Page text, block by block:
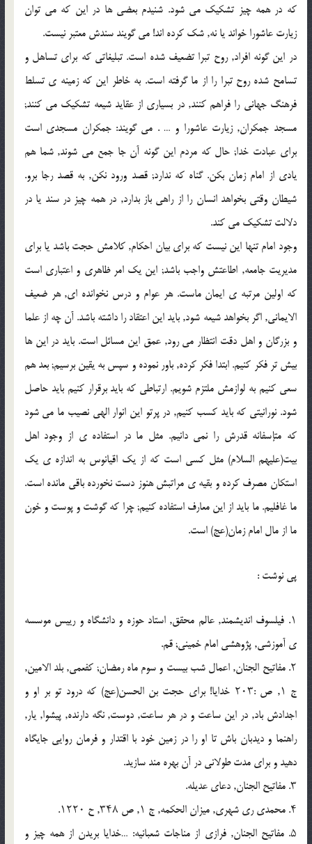
که در همه چیز تشکیک مى شود. شنیدم بعضى ها در این که مى توان
زیارت عاشورا خواند یا نه, شک کرده اند! مى گویند سندش معتبر نیست.
در این گونه افراد, روح تبرا تضعیف شده است. تبلیغاتى که براى تساهل و
تسامح شده روح تبرا را از ما گرفته است. به خاطر این که زمینه ى تسلط
فرهنگ جهانى را فراهم کنند, در بسیارى از عقاید شیعه تشکیک مى کنند;
مسجد جمکران, زیارت عاشورا و … . مى گویند: جمکران مسجدى است
براى عبادت خدا; حال که مردم این گونه آن جا جمع مى شوند, شما هم
یادى از امام زمان بکن. گناه که ندارد; قصد ورود نکن, به قصد رجا برو.
شیطان وقتى بخواهد انسان را از راهى باز بدارد, در همه چیز در سند یا در
دلالت تشکیک مى کند.
وجود امام تنها این نیست که براى بیان احکام, کلامش حجت باشد یا براى
مدیریت جامعه, اطاعتش واجب باشد; این یک امر ظاهرى و اعتبارى است
که اولین مرتبه ى ایمان ماست. هر عوام و درس نخوانده اى, هر ضعیف
الایمانى, اگر بخواهد شیعه شود, باید این اعتقاد را داشته باشد. آن چه از علما
و بزرگان و اهل دقت انتظار مى رود, عمق این مسائل است. باید در این ها
بیش تر فکر کنیم. ابتدا فکر کرده, باور نموده و سپس به یقین برسیم; بعد هم
سعى کنیم به لوازمش ملتزم شویم. ارتباطى که باید برقرار کنیم باید حاصل
شود. نورانیتى که باید کسب کنیم, در پرتو این انوار الهى نصیب ما مى شود
که متإسفانه قدرش را نمى دانیم. مثل ما در استفاده ى از وجود اهل
بیت(علیهم السلام) مثل کسى است که از یک اقیانوس به اندازه ى یک
استکان مصرف کرده و بقیه ى مراتبش هنوز دست نخورده باقى مانده است.
ما غافلیم. ما باید از این معارف استفاده کنیم; چرا که گوشت و پوست و خون
ما از مال امام زمان(عج) است.
پي نوشت :
۱. فیلسوف اندیشمند, عالم محقق, استاد حوزه و دانشگاه و رییس موسسه
ى آموزشى, پژوهشى امام خمینى; قم.
۲. مفاتیح الجنان, اعمال شب بیست و سوم ماه رمضان; کفعمى, بلد الامین,
ج ۱, ص :۲۰۳ خدایا! براى حجت بن الحسن(عج) که درود تو بر او و
اجدادش باد, در این ساعت و در هر ساعت, دوست, نگه دارنده, پیشوا, یار,
راهنما و دیدبان باش تا او را در زمین خود با اقتدار و فرمان روایى جایگاه
دهید و براى مدت طولانى در آن بهره مند سازید.
۳. مفاتیح الجنان, دعاى عدیله.
۴. محمدى رى شهرى, میزان الحکمه, ج ۱, ص ۳۴۸, ح ۱۲۲۰.
۵. مفاتیح الجنان, فرازى از مناجات شعبانیه: …خدایا بریدن از همه چیز و